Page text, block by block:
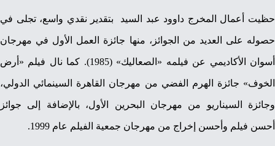
حظيت أعمال المخرج داوود عبد السيد بتقدير نقدي واسع، تجلى في
حصوله على العديد من الجوائز، منها جائزة العمل الأول في مهرجان
أسوان الأكاديمي عن فيلمه «الصعاليك» (1985). كما نال فيلم «أرض
الخوف» جائزة الهرم الفضي من مهرجان القاهرة السينمائي الدولي،
وجائزة السيناريو من مهرجان البحرين الأول، بالإضافة إلى جوائز
أحسن فيلم وأحسن إخراج من مهرجان جمعية الفيلم عام 1999.